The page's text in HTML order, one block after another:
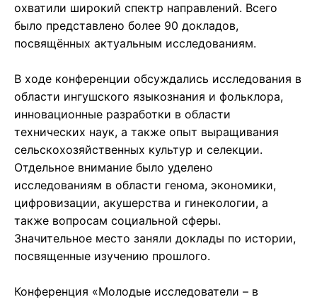
охватили широкий спектр направлений. Всего
было представлено более 90 докладов,
посвящённых актуальным исследованиям.
В ходе конференции обсуждались исследования в
области ингушского языкознания и фольклора,
инновационные разработки в области
технических наук, а также опыт выращивания
сельскохозяйственных культур и селекции.
Отдельное внимание было уделено
исследованиям в области генома, экономики,
цифровизации, акушерства и гинекологии, а
также вопросам социальной сферы.
Значительное место заняли доклады по истории,
посвященные изучению прошлого.
Конференция «Молодые исследователи – в